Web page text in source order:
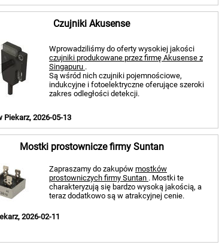
Czujniki Akusense
Wprowadziliśmy do oferty wysokiej jakości
czujniki produkowane przez firmę Akusense z
Singapuru .
Są wśród nich czujniki pojemnościowe,
indukcyjne i fotoelektryczne oferujące szeroki
zakres odległości detekcji.
Piekarz, 2026-05-13
Mostki prostownicze firmy Suntan
Zapraszamy do zakupów mostków
prostowniczych firmy Suntan . Mostki te
charakteryzują się bardzo wysoką jakością, a
teraz dodatkowo są w atrakcyjnej cenie.
2026-02-11